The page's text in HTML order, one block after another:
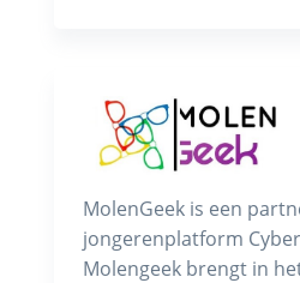
MolenGeek is een
jongerenplatform
Molengeek brengt in